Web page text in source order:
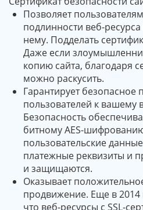
Позволяет
подлинности веб-
нему. Подделать
Даже если
копию сайта, благодаря
можно раскусить.
Гарантирует безопасное
пользователей к вашему
Безопасность
битному AES-
пользовательские
платежные реквизиты и
и защищаются.
Оказывает
продвижение. Еще в 2014
что веб-ресурсы с SSL-